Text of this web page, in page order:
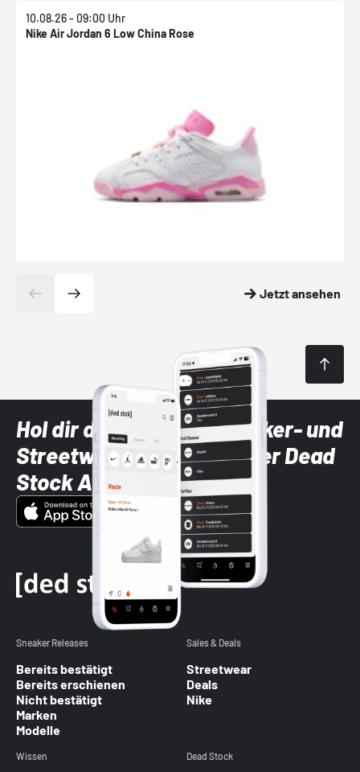
10.08.26 - 09:00 Uhr
Nike Air Jordan 6 Low China Rose
Jetzt ansehen
Hol dir die neuesten Sneaker- und
Streetwear-Brands mit der Dead
Stock App
Sneaker Releases
Bereits bestätigt
Bereits erschienen
Nicht bestätigt
Marken
Modelle
Sales & Deals
Streetwear
Deals
Nike
Wissen Dead Stock